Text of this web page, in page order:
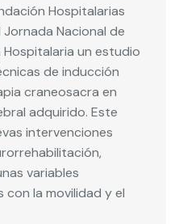
Hospitalarias
Nacional de
un estudio
de inducción
craneosacra en
adquirido. Este
intervenciones
variables
con la movilidad y el